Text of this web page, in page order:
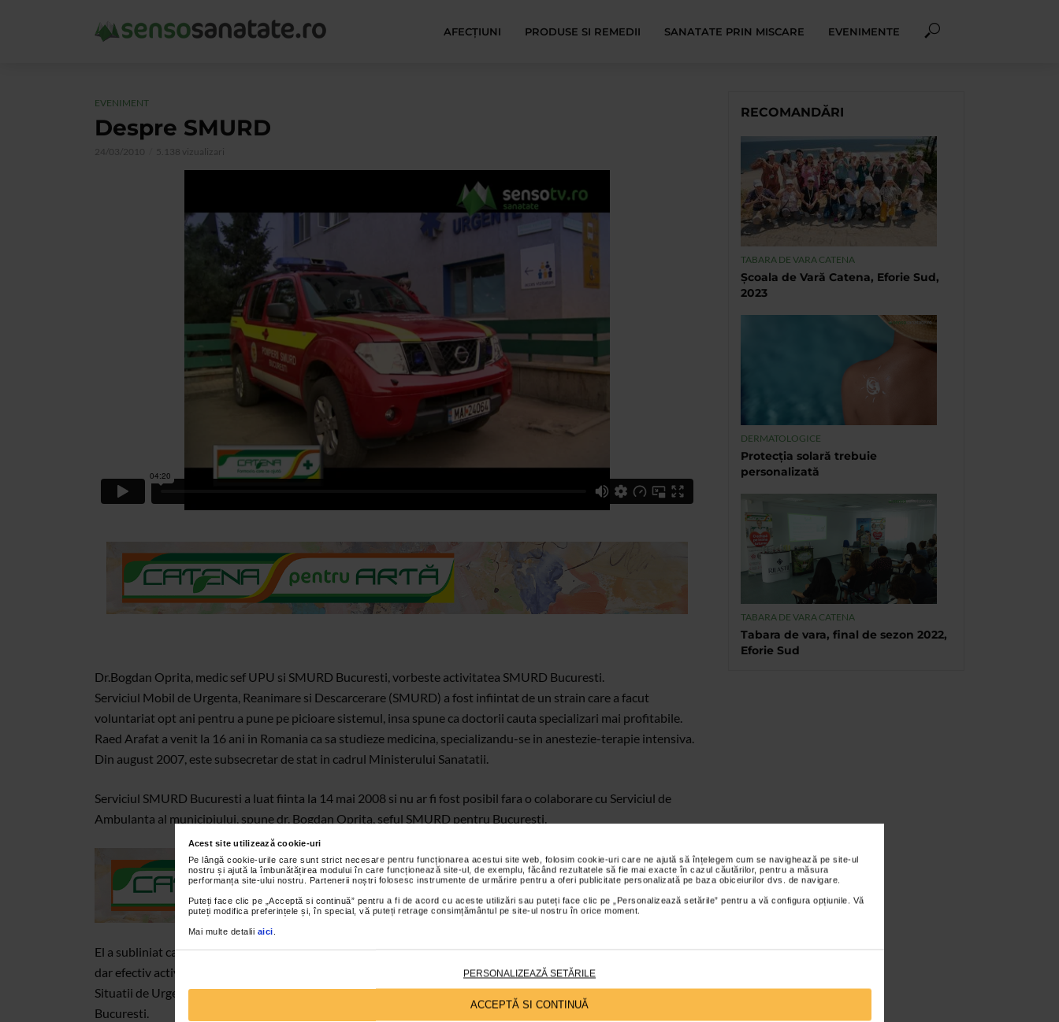
Acest site utilizează cookie-uri
Pe lângă cookie-urile care sunt strict necesare pentru funcționarea acestui site web, folosim cookie-uri care ne ajută să înțelegem cum se navighează pe site-ul
nostru și ajută la îmbunătățirea modului în care funcționează site-ul, de exemplu, făcând rezultatele să fie mai exacte în cazul căutărilor, pentru a măsura
performanța site-ului nostru. Partenerii noștri folosesc instrumente de urmărire pentru a oferi publicitate personalizată pe baza obiceiurilor dvs. de navigare.
Puteți face clic pe „Acceptă si continuă” pentru a fi de acord cu aceste utilizări sau puteți face clic pe „Personalizează setările” pentru a vă configura opțiunile. Vă
puteți modifica preferințele și, în special, vă puteți retrage consimțământul pe site-ul nostru în orice moment.
Mai multe detalii aici
PERSONALIZEAZĂ SETĂRILE
ACCEPTĂ SI CONTINUĂ
AFECŢIUNI PRODUSE SI REMEDII SANATATE PRIN MISCARE EVENIMENTE
EVENIMENT
Despre SMURD
24/03/2010 5.138 vizualizari
Dr.Bogdan Oprita, medic sef UPU si SMURD Bucuresti, vorbeste activitatea SMURD Bucuresti.
Serviciul Mobil de Urgenta, Reanimare si Descarcerare (SMURD) a fost infiintat de un strain care a facut
voluntariat opt ani pentru a pune pe picioare sistemul, insa spune ca doctorii cauta specializari mai profitabile.
Raed Arafat a venit la 16 ani in Romania ca sa studieze medicina, specializandu-se in anestezie-terapie intensiva.
Din august 2007, este subsecretar de stat in cadrul Ministerului Sanatatii.
Serviciul SMURD Bucuresti a luat fiinta la 14 mai 2008 si nu ar fi fost posibil fara o colaborare cu Serviciul de
Ambulanta al municipiului, spune dr. Bogdan Oprita, seful SMURD pentru Bucuresti.
El a subliniat ca primele nuclee SMURD au aparut in 1998 la unitatile de primiri urgente ale Spitalului Floreasca,
dar efectiv activitatea SMURD – compartimentul aerian a inceput in 2004 impreuna cu Inspectoratul pentru
Situatii de Urgenta Bucuresti si Unitatea speciala aeriana. Acesta asigura asistenta pentru 11 judete pe langa
Bucuresti.
RECOMANDĂRI
TABARA DE VARA CATENA
Școala de Vară Catena, Eforie Sud,
2023
DERMATOLOGICE
Protecția solară trebuie
personalizată
TABARA DE VARA CATENA
Tabara de vara, final de sezon 2022,
Eforie Sud